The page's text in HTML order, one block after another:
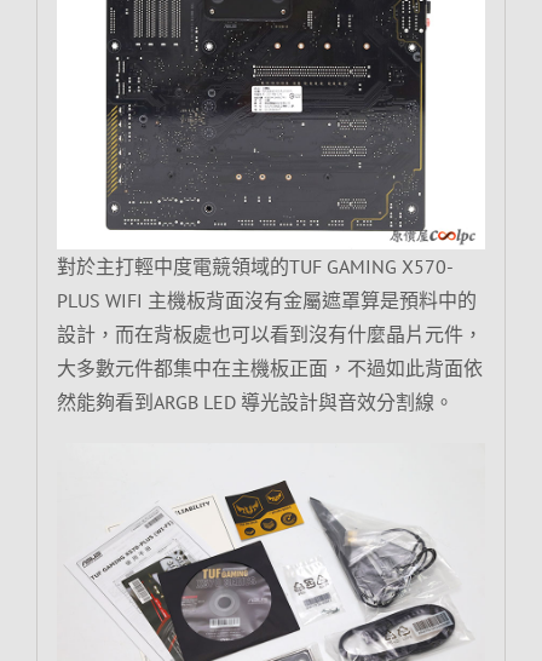
對於主打輕中度電競領域的TUF GAMING X570-
PLUS WIFI 主機板背面沒有金屬遮罩算是預料中的
設計，而在背板處也可以看到沒有什麼晶片元件，
大多數元件都集中在主機板正面，不過如此背面依
然能夠看到ARGB LED 導光設計與音效分割線。